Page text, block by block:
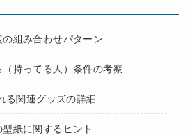
組み合わせパターン
持ってる人）条件の考察
る関連グッズの詳細
紙に関するヒント